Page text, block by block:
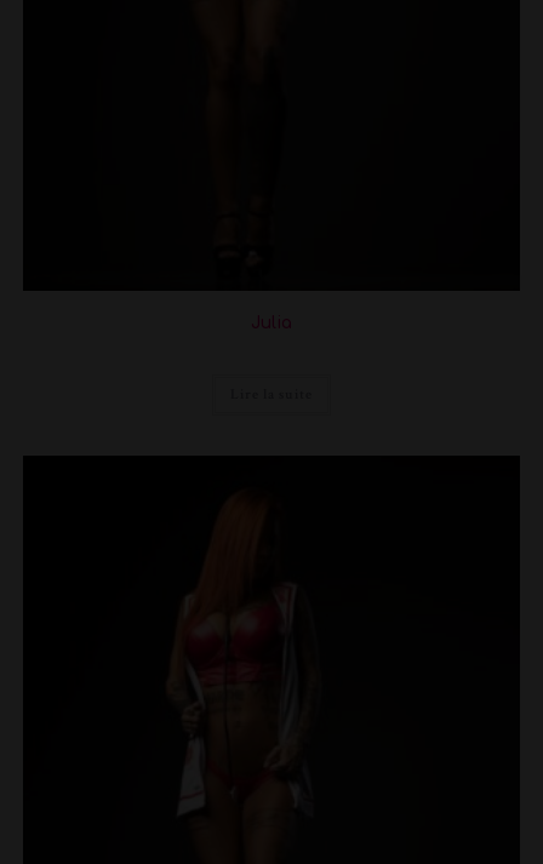
Julia